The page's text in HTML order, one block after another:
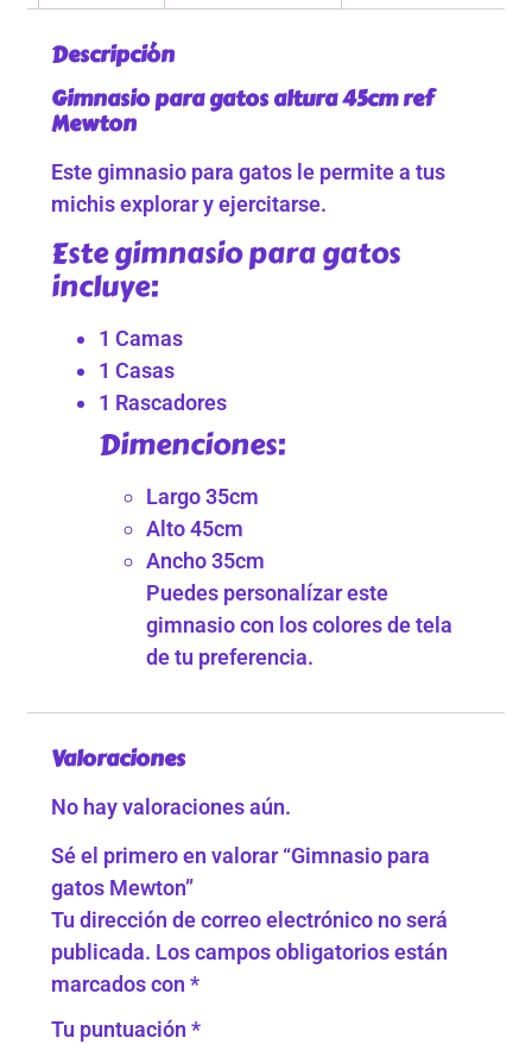
Descripción
Gimnasio para gatos altura 45cm ref
Mewton
Este gimnasio para gatos le permite a tus
michis explorar y ejercitarse.
Este gimnasio para gatos
incluye:
1 Camas
1 Casas
1 Rascadores
Dimenciones:
Largo 35cm
Alto 45cm
Ancho 35cm
Puedes personalízar este
gimnasio con los colores de tela
de tu preferencia.
Valoraciones
No hay valoraciones aún.
Sé el primero en valorar “Gimnasio para
gatos Mewton”
Tu dirección de correo electrónico no será
publicada. Los campos obligatorios están
marcados con*
Tu puntuación*